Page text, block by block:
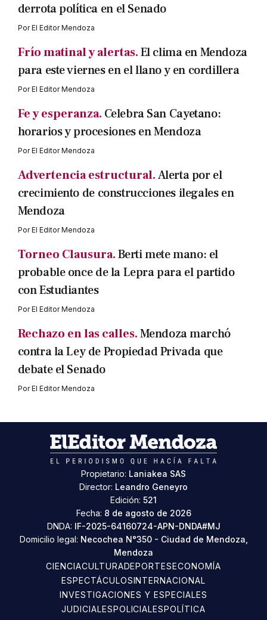
derrota política en el Senado
PorEl Editor Mendoza
Frío matinal y alertas.El clima en Mendoza
para este viernes en el llano y en cordillera
PorEl Editor Mendoza
Fe y esperanza. Celebra San Cayetano:
horarios y procesiones en Mendoza
PorEl Editor Mendoza
Advertencia estructural.Alerta por el
crecimiento de construcciones ilegales en
Mendoza
PorEl Editor Mendoza
Torneo Clausura.Berti mete mano: el
probable once de la Lepra para el partido
con Estudiantes
PorEl Editor Mendoza
Rechazo en las calles.Mendoza marchó
contra la Ley de Propiedad Privada que
debate el Senado
PorEl Editor Mendoza
Propietario: Laniakea SAS
Director: Leandro Geneyro
Edición: 521
Fecha: 8 de agosto de 2026
DNDA: IF-2025-64160724-APN-DNDA#MJ
Domicilio legal: Necochea N°350 - Ciudad de Mendoza,
Mendoza
CIENCIACULTURADEPORTESECONOMÍA
ESPECTÁCULOSINTERNACIONAL
INVESTIGACIONES Y ESPECIALES
JUDICIALESPOLICIALESPOLÍTICA